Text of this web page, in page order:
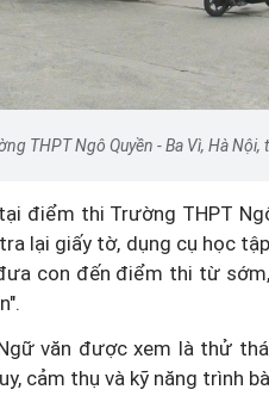
THPT Ngô Quyền - Ba Vì, Hà
điểm thi Trường THPT
lại giấy tờ, dụng cụ học
con đến điểm thi từ
văn được xem là thử
cảm thụ và kỹ năng trình